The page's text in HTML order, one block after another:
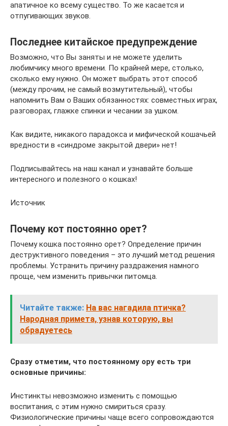
апатичное ко всему существо. То же касается и
отпугивающих звуков.
Последнее китайское предупреждение
Возможно, что Вы заняты и не можете уделить
любимчику много времени. По крайней мере, столько,
сколько ему нужно. Он может выбрать этот способ
(между прочим, не самый возмутительный), чтобы
напомнить Вам о Ваших обязанностях: совместных играх,
разговорах, глажке спинки и чесании за ушком.
Как видите, никакого парадокса и мифической кошачьей
вредности в «синдроме закрытой двери» нет!
Подписывайтесь на наш канал и узнавайте больше
интересного и полезного о кошках!
Источник
Почему кот постоянно орет?
Почему кошка постоянно орет? Определение причин
деструктивного поведения – это лучший метод решения
проблемы. Устранить причину раздражения намного
проще, чем изменить привычки питомца.
Читайте также: На вас нагадила птичка?
Народная примета, узнав которую, вы
обрадуетесь
Сразу отметим, что постоянному ору есть три
основные причины:
Инстинкты невозможно изменить с помощью
воспитания, с этим нужно смириться сразу.
Физиологические причины чаще всего сопровождаются